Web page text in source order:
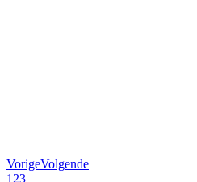
VorigeVolgende
1 23